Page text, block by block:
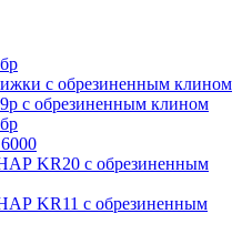
с обрезиненным клином
с обрезиненным клином
KR20 с обрезиненным
KR11 с обрезиненным